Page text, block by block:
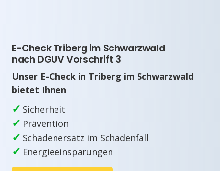
E-Check Triberg im Schwarzwald
nach DGUV Vorschrift 3
Unser E-Check in Triberg im Schwarzwald
bietet Ihnen
✓ Sicherheit
✓ Prävention
✓ Schadenersatz im Schadenfall
✓ Energieeinsparungen